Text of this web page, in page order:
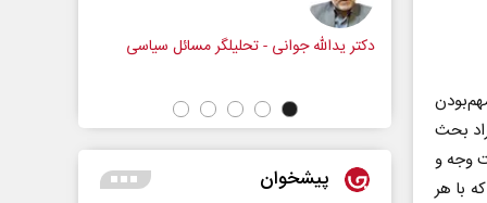
بحث
وجه و
با هر
جوانی - تحلیلگر مسائل سیاسی عباس سلیمی‌نمین - تحلیلگر مسائل
پیشخوان